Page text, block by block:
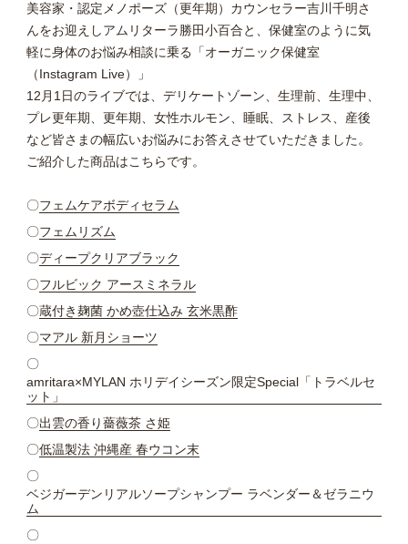
美容家・認定メノポーズ（更年期）カウンセラー吉川千明さ
んをお迎えしアムリターラ勝田小百合と、保健室のように気
軽に身体のお悩み相談に乗る「オーガニック保健室
（Instagram Live）」
12月1日のライブでは、デリケートゾーン、生理前、生理中、
プレ更年期、更年期、女性ホルモン、睡眠、ストレス、産後
など皆さまの幅広いお悩みにお答えさせていただきました。
ご紹介した商品はこちらです。
〇フェムケアボディセラム
〇フェムリズム
〇ディープクリアブラック
〇フルビック アースミネラル
〇蔵付き麹菌 かめ壺仕込み 玄米黒酢
〇マアル 新月ショーツ
〇
amritara×MYLAN ホリデイシーズン限定Special「トラベルセ
ット」
〇出雲の香り薔薇茶 さ姫
〇低温製法 沖縄産 春ウコン末
〇
ベジガーデンリアルソープシャンプー ラベンダー＆ゼラニウ
ム
〇